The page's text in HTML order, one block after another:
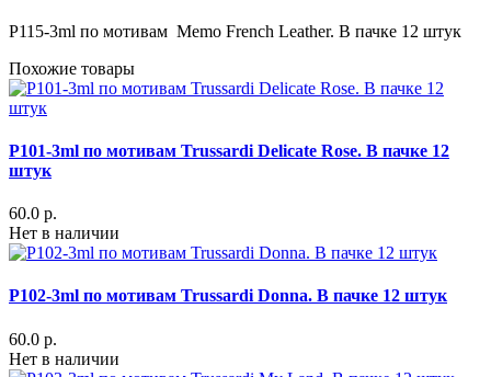
P115-3ml по мотивам Memo French Leather. В пачке 12 штук
Похожие товары
P101-3ml по мотивам Trussardi Delicate Rose. В пачке 12
штук
60.0 р.
Нет в наличии
P102-3ml по мотивам Trussardi Donna. В пачке 12 штук
60.0 р.
Нет в наличии